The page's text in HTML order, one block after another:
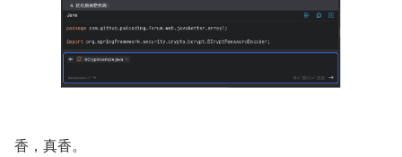
香，真香。